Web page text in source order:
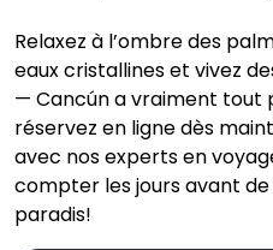
Relaxez à l’ombre des
eaux cristallines et vivez
— Cancún a vraiment tout
réservez en ligne dès
avec nos experts en
compter les jours avant
paradis!